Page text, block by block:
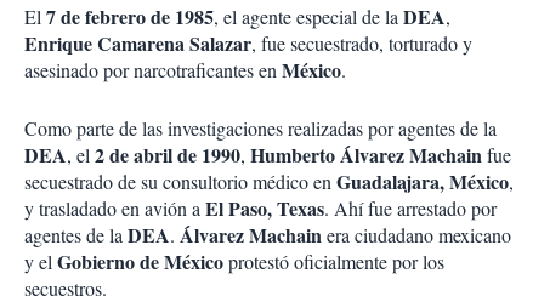
El 7 de febrero de 1985, el agente especial de la DEA,
Enrique Camarena Salazar, fue secuestrado, torturado y
asesinado por narcotraficantes en México.
Como parte de las investigaciones realizadas por agentes de la
DEA, el 2 de abril de 1990, Humberto Álvarez Machainfue
secuestrado de su consultorio médico en Guadalajara, México,
y trasladado en avión a El Paso, Texas. Ahí fue arrestado por
agentes de la DEA. Álvarez Machainera ciudadano mexicano
y el Gobierno de Méxicoprotestó oficialmente por los
secuestros.